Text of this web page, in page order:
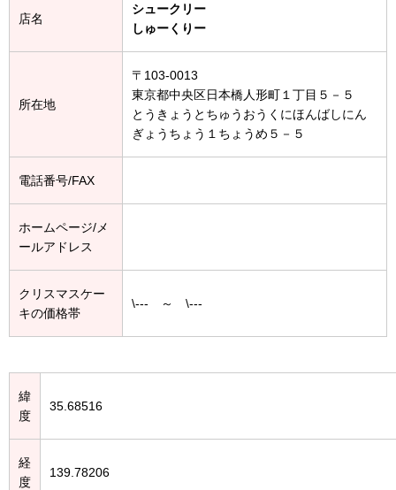
店名
シュークリー
しゅーくりー
所在地
〒103-0013
東京都中央区日本橋人形町１丁目５－５
とうきょうとちゅうおうくにほんばしにん
ぎょうちょう１ちょうめ５－５
電話番号/FAX
ホームページ/メ
ールアドレス
クリスマスケー
キの価格帯
\--- ～ \---
緯
度
35.68516
経
度
139.78206